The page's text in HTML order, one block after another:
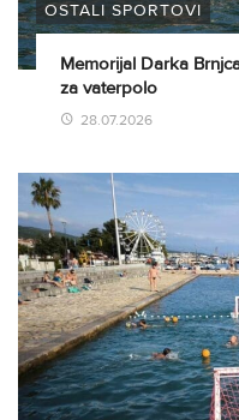
OSTALI SPORTOVI
Memorijal Darka
za vaterpolo
28.07.2026